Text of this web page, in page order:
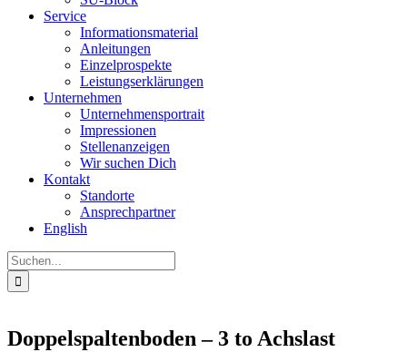
Service
Informationsmaterial
Anleitungen
Einzelprospekte
Leistungserklärungen
Unternehmen
Unternehmensportrait
Impressionen
Stellenanzeigen
Wir suchen Dich
Kontakt
Standorte
Ansprechpartner
English
Suche
nach:
Doppelspaltenboden – 3 to Achslast